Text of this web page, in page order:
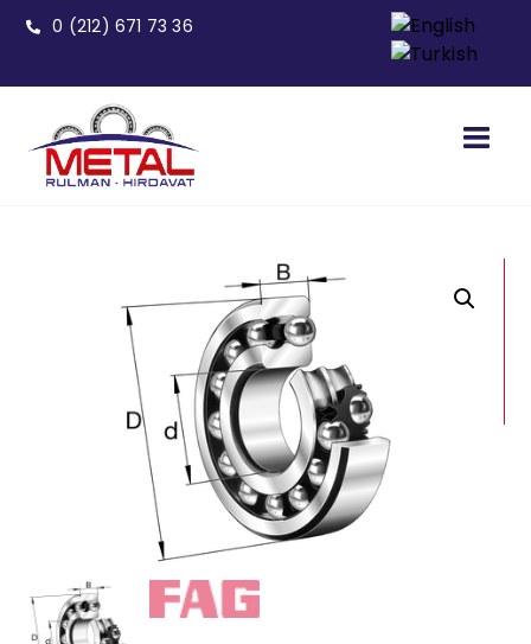
0 (212) 671 73 36